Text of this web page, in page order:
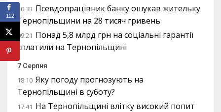
10:33 Псевдопрацівник банку ошукав жительку
Тернопільщини на 28 тисяч гривень
09:21 Понад 5,8 млрд грн на соціальні гарантії
сплатили на Тернопільщині
7 Серпня
18:10 Яку погоду прогнозують на
Тернопільщині в суботу?
17:41 На Тернопільщині влітку високий попит
112